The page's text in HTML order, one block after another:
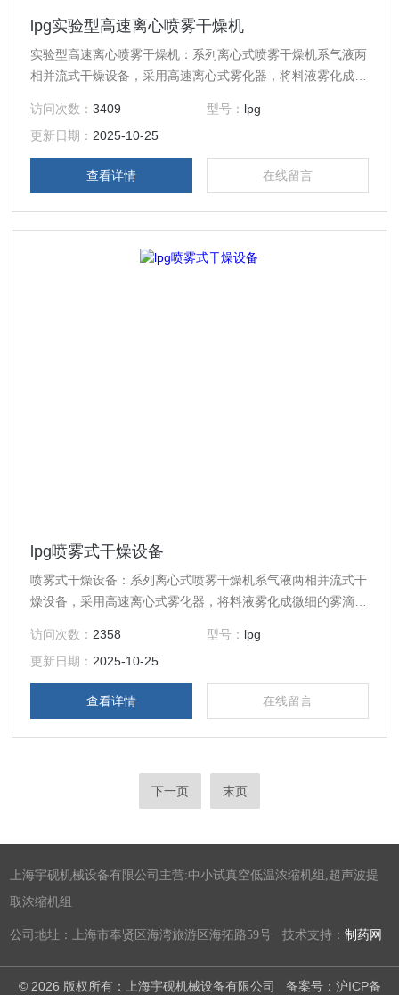
lpg实验型高速离心喷雾干燥机
实验型高速离心喷雾干燥机：系列离心式喷雾干燥机系气液两
相并流式干燥设备，采用高速离心式雾化器，将料液雾化成微
进行热质交换，在极短的时间内干燥成为粉状产品。生产控制
和产量控制方便可靠，广泛应用于不同种类液体物料的干燥生
产。高速离心喷雾干燥是液体工艺成形和干燥工业中广泛应用
访问次数：3409 型号： lpg
更新日期： 2025-10-25
查看详情 在线留言
lpg喷雾式干燥设备
喷雾式干燥设备：系列离心式喷雾干燥机系气液两相并流式干
燥设备，采用高速离心式雾化器，将料液雾化成微细的雾滴，
换，在极短的时间内干燥成为粉状产品。
访问次数： 2358 型号： lpg
更新日期： 2025-10-25
查看详情 在线留言
下一页 末页
上海宇砚机械设备有限公司主营:中小试真空低温浓缩机组,超声波提
取浓缩机组
公司地址：上海市奉贤区海湾旅游区海拓路59号 技术支持：制药网
© 2026 版权所有：上海宇砚机械设备有限公司 备案号：沪ICP备